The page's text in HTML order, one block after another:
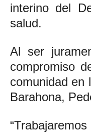
interino del
salud.
Al ser
compromiso
comunidad en
Barahona,